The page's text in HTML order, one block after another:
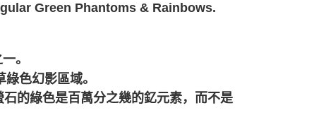
Green Phantoms & Rainbows.
。
色幻影區域。
的綠色是百萬分之幾的釔元素，而不是